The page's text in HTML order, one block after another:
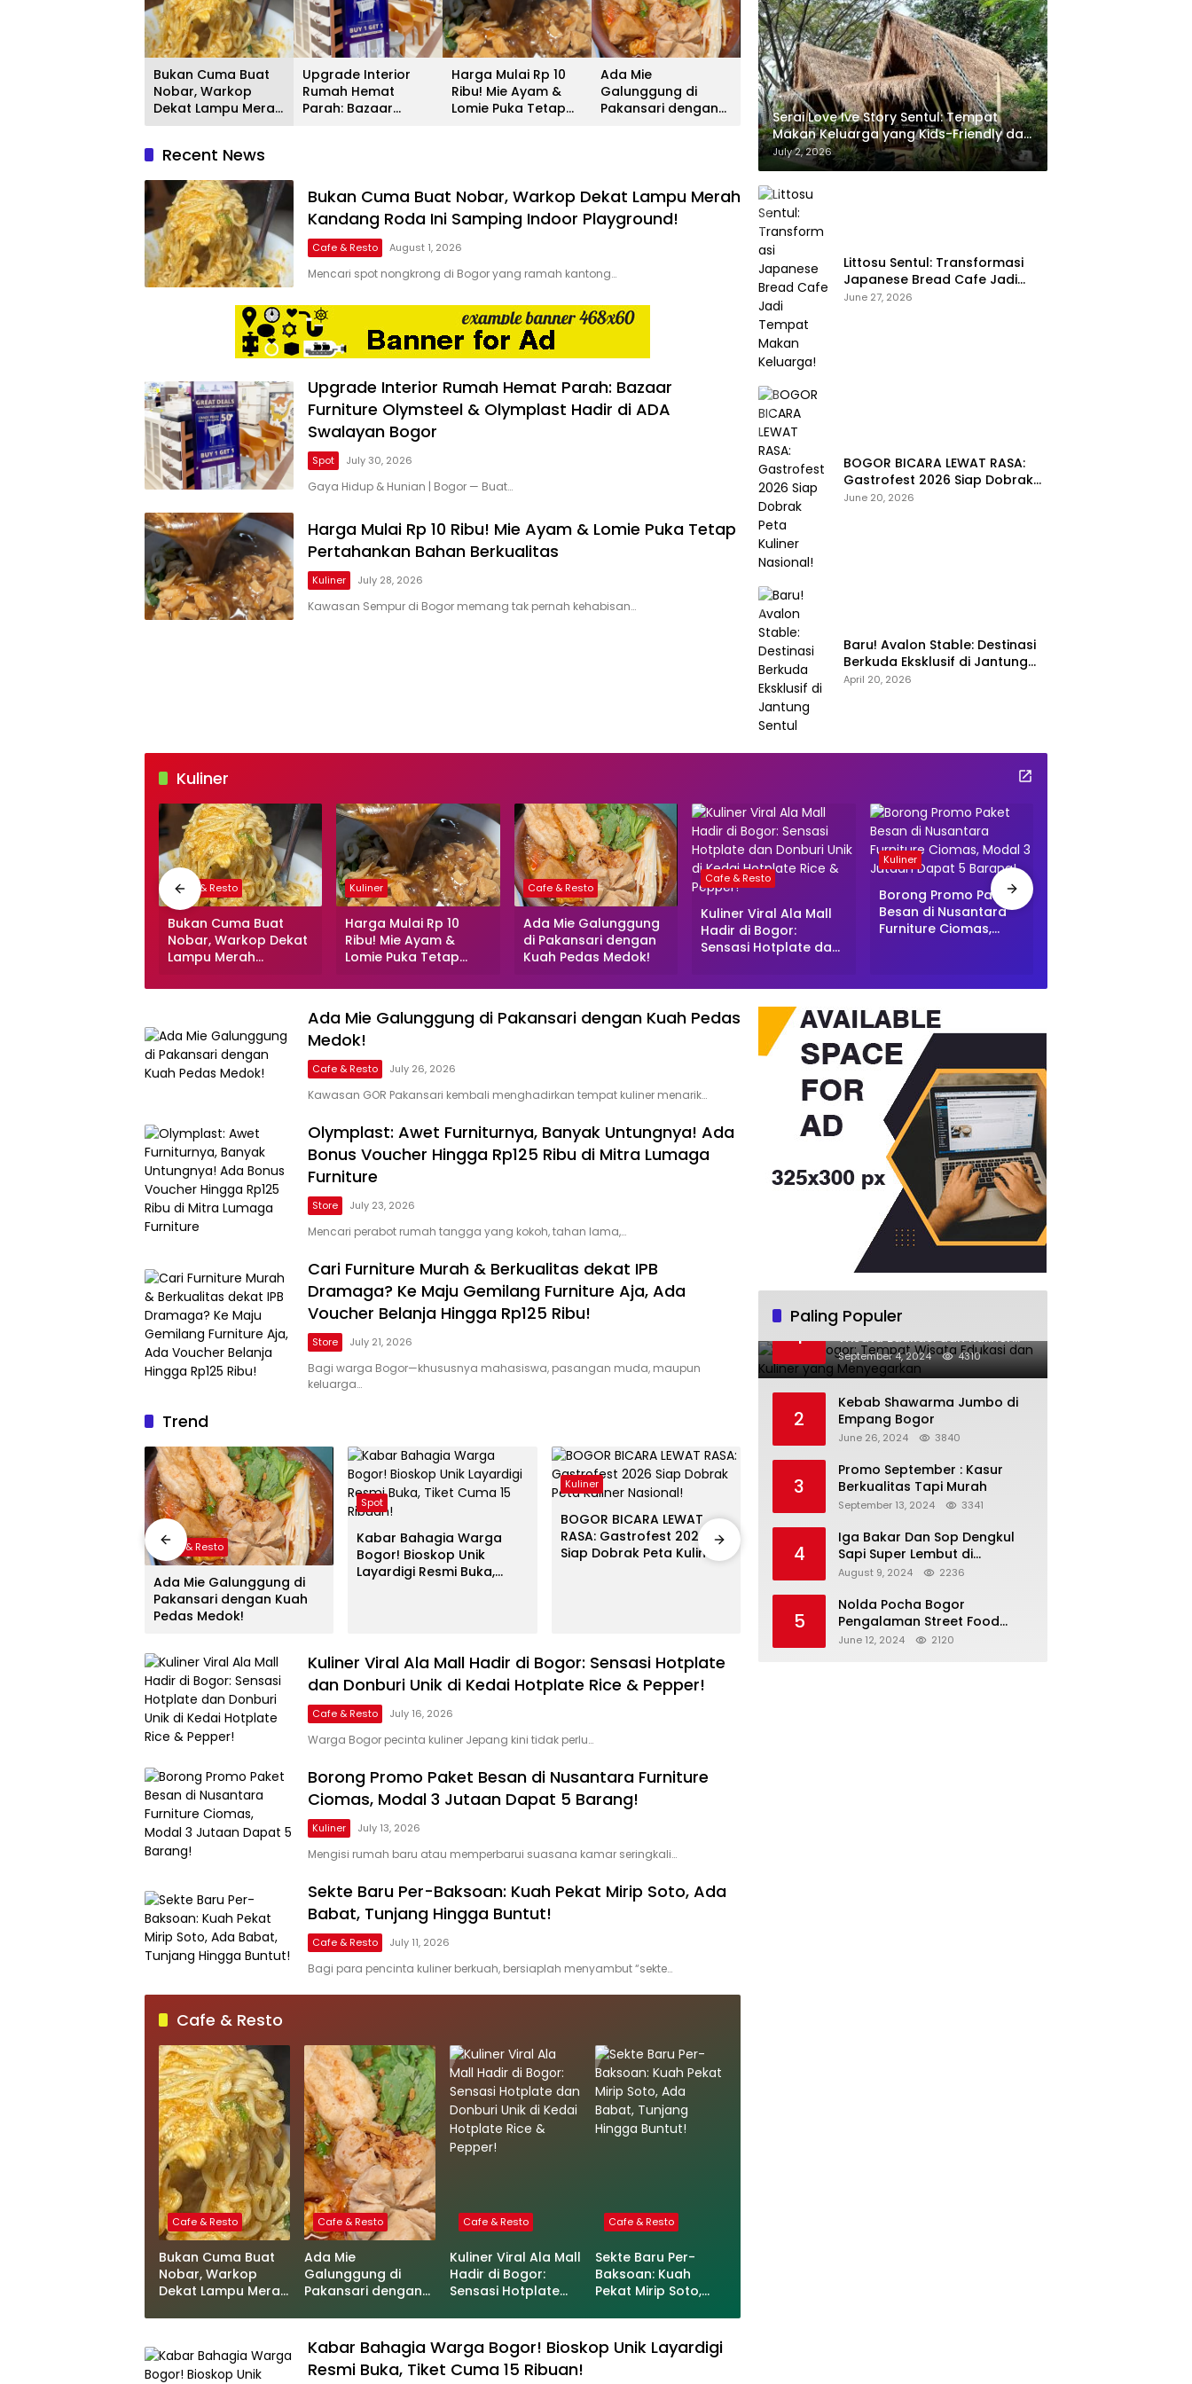
Bukan Cuma Buat
Nobar, Warkop
Dekat Lampu Merah
Kandang Roda Ini
Playground!
Upgrade Interior
Rumah Hemat
Parah: Bazaar
Harga Mulai Rp 10
Ribu! Mie Ayam &
Lomie Puka Tetap
Ada Mie
Galunggung di
Pakansari dengan
Recent News
Bukan Cuma Buat Nobar, Warkop Dekat Lampu Merah
Kandang Roda Ini Samping Indoor Playground!
Cafe & Resto August 1, 2026
Mencari spot nongkrong di Bogor yang ramah kantong…
Upgrade Interior Rumah Hemat Parah: Bazaar
Furniture Olymsteel & Olymplast Hadir di ADA
Swalayan Bogor
Spot July 30, 2026
Gaya Hidup & Hunian | Bogor — Buat…
Harga Mulai Rp 10 Ribu! Mie Ayam & Lomie Puka Tetap
Pertahankan Bahan Berkualitas
Kuliner July 28, 2026
Kawasan Sempur di Bogor memang tak pernah kehabisan…
BOGOR
Serai Love Ive Story Sentul: Tempat
Makan Keluarga yang Kids-Friendly dan
Menyatu dengan Alam
July 2, 2026
Littosu Sentul: Transformasi
Japanese Bread Cafe Jadi
Tempat Makan Keluarga!
June 27, 2026
BOGOR BICARA LEWAT RASA:
Gastrofest 2026 Siap Dobrak
Peta Kuliner Nasional!
June 20, 2026
Baru! Avalon Stable: Destinasi
Berkuda Eksklusif di Jantung
Sentul
April 20, 2026
Kuliner
Cafe & Resto
Bukan Cuma Buat
Nobar, Warkop Dekat
Lampu Merah
Samping Indoor
Kuliner
Harga Mulai Rp 10
Ribu! Mie Ayam &
Lomie Puka Tetap
Berkualitas
Cafe & Resto
Ada Mie Galunggung
di Pakansari dengan
Kuah Pedas Medok!
Cafe & Resto
Kuliner Viral Ala Mall
Hadir di Bogor:
Sensasi Hotplate dan
Kuliner
Borong Promo Paket
Besan di Nusantara
Furniture Ciomas,
Ada Mie Galunggung di Pakansari dengan Kuah Pedas
Medok!
Cafe & Resto July 26, 2026
Kawasan GOR Pakansari kembali menghadirkan tempat kuliner menarik…
Olymplast: Awet Furniturnya, Banyak Untungnya! Ada
Bonus Voucher Hingga Rp125 Ribu di Mitra Lumaga
Furniture
Store July 23, 2026
Mencari perabot rumah tangga yang kokoh, tahan lama,…
Cari Furniture Murah & Berkualitas dekat IPB
Dramaga? Ke Maju Gemilang Furniture Aja, Ada
Voucher Belanja Hingga Rp125 Ribu!
Store July 21, 2026
Bagi warga Bogor—khususnya mahasiswa, pasangan muda, maupun
keluarga…
Trend
Cafe & Resto
Ada Mie Galunggung di
Pakansari dengan Kuah
Pedas Medok!
Spot
Kabar Bahagia Warga
Bogor! Bioskop Unik
Layardigi Resmi Buka,
Kuliner
BOGOR BICARA LEWAT
RASA: Gastrofest 2026
Siap Dobrak Peta Kuliner
Kuliner
Arancini Truffle Sukaraja:
Dari Rumahan hingga
Menjadi Pemasok Snack
Hotel Bintang 5
Kuliner Viral Ala Mall Hadir di Bogor: Sensasi Hotplate
dan Donburi Unik di Kedai Hotplate Rice & Pepper!
Cafe & Resto July 16, 2026
Warga Bogor pecinta kuliner Jepang kini tidak perlu…
Borong Promo Paket Besan di Nusantara Furniture
Ciomas, Modal 3 Jutaan Dapat 5 Barang!
Kuliner July 13, 2026
Mengisi rumah baru atau memperbarui suasana kamar seringkali…
Sekte Baru Per-Baksoan: Kuah Pekat Mirip Soto, Ada
Babat, Tunjang Hingga Buntut!
Cafe & Resto July 11, 2026
Bagi para pencinta kuliner berkuah, bersiaplah menyambut “sekte…
Cafe & Resto
Cafe & Resto
Bukan Cuma Buat
Nobar, Warkop
Dekat Lampu Merah
Samping Indoor
Cafe & Resto
Ada Mie
Galunggung di
Pakansari dengan
Cafe & Resto
Kuliner Viral Ala Mall
Hadir di Bogor:
Sensasi Hotplate
Kedai Hotplate Rice
& Pepper!
Cafe & Resto
Sekte Baru Per-
Baksoan: Kuah
Pekat Mirip Soto,
Hingga Buntut!
Kabar Bahagia Warga Bogor! Bioskop Unik Layardigi
Resmi Buka, Tiket Cuma 15 Ribuan!
Paling Populer
1
Kopyor Bogor: Tempat
Wisata Edukasi dan Kuliner
yang Menyegarkan
September 4, 2024 4310
2
Kebab Shawarma Jumbo di
Empang Bogor
June 26, 2024 3840
3
Promo September : Kasur
Berkualitas Tapi Murah
September 13, 2024 3341
4
Iga Bakar Dan Sop Dengkul
Sapi Super Lembut di
Dramaga
August 9, 2024 2236
5
Nolda Pocha Bogor
Pengalaman Street Food
Korea Autentik
June 12, 2024 2120